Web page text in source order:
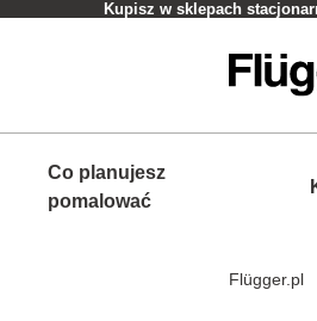
Kupisz w sklepach
Co planujesz
pomalować
Flügger.pl